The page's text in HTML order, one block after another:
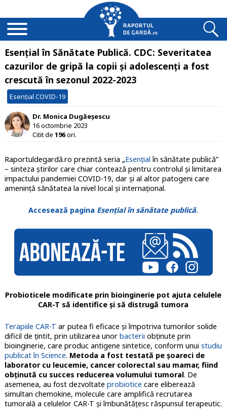
Esențial în Sănătate Publică. CDC: Severitatea
cazurilor de gripă la copii şi adolescenţi a fost
crescută în sezonul 2022-2023
Esențial COVID-19
Dr. Monica Dugăeșescu
16 octombrie 2023
Citit de 196ori.
Raportuldegardă.ro prezintă seria „Esențialîn sănătate publică”
– sinteza știrilor care chiar contează pentru controlul și limitarea
impactului pandemiei COVID-19, dar și al altor patogeni care
amenință sănătatea la nivel local și internațional.
Accesează pagina Esențial în sănătate publică.
Probioticele modificate prin bioinginerie pot ajuta celulele
CAR-T să identifice și să distrugă tumora
Terapiile CAR-T ar putea fi eficace şi împotriva tumorilor solide
dificil de ţintit, prin utilizarea unor bacterii obţinute prin
bioinginerie, care produc antigene sintetice, conform unui studiu
publicat în Science. Metoda a fost testată pe şoareci de
laborator cu leucemie, cancer colorectal sau mamar, fiind
obţinută cu succes reducerea volumului tumoral. De
asemenea, au fost dezvoltate probiotice care eliberează
simultan chemokine, molecule care amplifică recrutarea
tumorală a celulelor CAR-T şi îmbunătățesc răspunsul terapeutic.